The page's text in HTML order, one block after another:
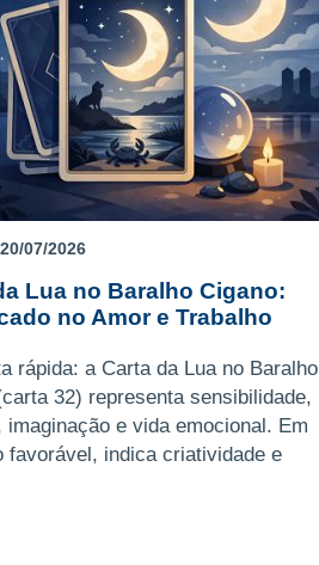
20/07/2026
Lua no Baralho Cigano:
no Amor e Trabalho
rápida: a Carta da Lua no Baralho
32) representa sensibilidade,
imaginação e vida emocional. Em
favorável, indica criatividade e